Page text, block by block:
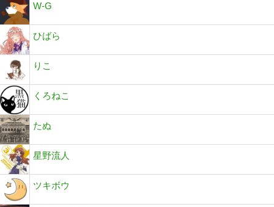
W-G
ひばら
りこ
くろねこ
たぬ
星野流人
ツキボウ